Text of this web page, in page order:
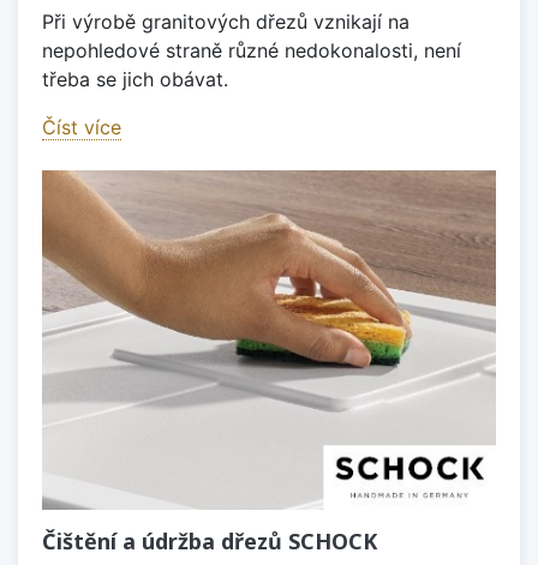
Při výrobě granitových dřezů vznikají na
nepohledové straně různé nedokonalosti, není
třeba se jich obávat.
Číst více
Čištění a údržba dřezů SCHOCK